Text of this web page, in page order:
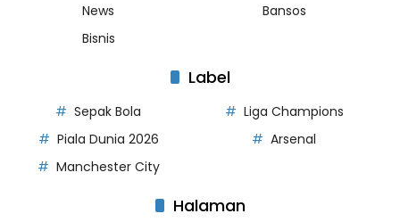
News
Bansos
Bisnis
Label
Sepak Bola
Liga Champions
Piala Dunia 2026
Arsenal
Manchester City
Halaman